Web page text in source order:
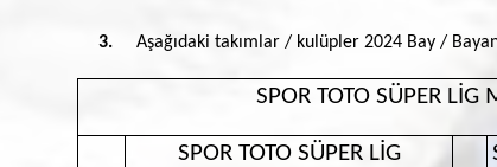
3. Aşağıdaki takımlar / kulüpler 2024 Bay /
SPOR TOTO SÜPER LİG
SPOR TOTO SÜPER LİG